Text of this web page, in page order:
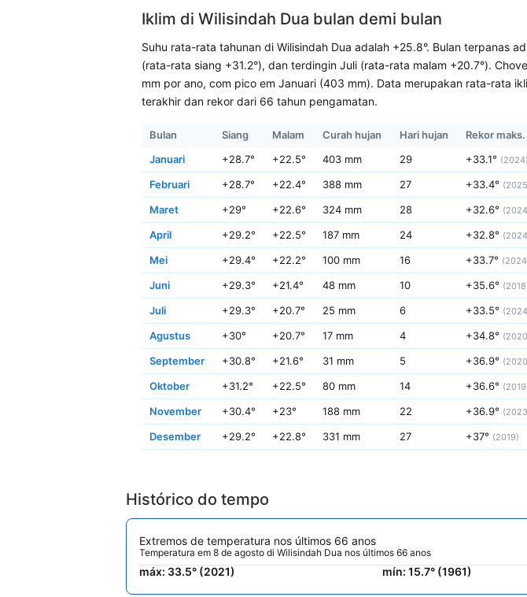
Iklim di Wilisindah Dua bulan demi bulan
Suhu rata-rata tahunan di Wilisindah Dua adalah +25.8°. Bulan terpanas
(rata-rata siang +31.2°), dan terdingin Juli (rata-rata malam +20.7°).
mm por ano, com pico em Januari (403 mm). Data merupakan rata-rata
terakhir dan rekor dari 66 tahun pengamatan.
Bulan Siang Malam Curah hujan Hari hujan Rekor maks.
Januari
+28.7° +22.5° 403 mm 29 +33.1° (2024)
Februari +28.7° +22.4° 388 mm 27 +33.4°
Maret +29° +22.6° 324 mm 28 +32.6°
April +29.2° +22.5° 187 mm 24 +32.8°
Mei +29.4° +22.2° 100 mm 16 +33.7°
Juni +29.3° +21.4° 48 mm 10 +35.6°
Juli +29.3° +20.7° 25 mm 6 +33.5°
Agustus +30° +20.7° 17 mm 4 +34.8°
September +30.8° +21.6° 31 mm 5 +36.9°
Oktober +31.2° +22.5° 80 mm 14 +36.6°
November +30.4° +23° 188 mm 22 +36.9°
Desember +29.2° +22.8° 331 mm 27 +37° (2019)
Histórico do tempo
Extremos de temperatura nos últimos 66 anos
Temperatura em 8 de agosto di Wilisindah Dua nos últimos 66 anos
máx: 33.5° (2021) mín: 15.7° (1961)